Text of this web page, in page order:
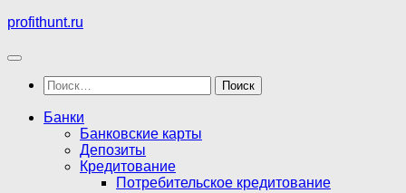
Перейти
содержимому
profithunt.ru
Найти:
Банки
Банковские карты
Депозиты
Кредитование
Потребительское кредитование